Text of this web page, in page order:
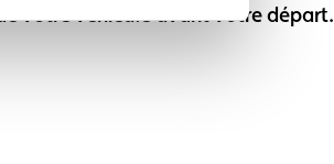
votre véhicule avant votre départ.